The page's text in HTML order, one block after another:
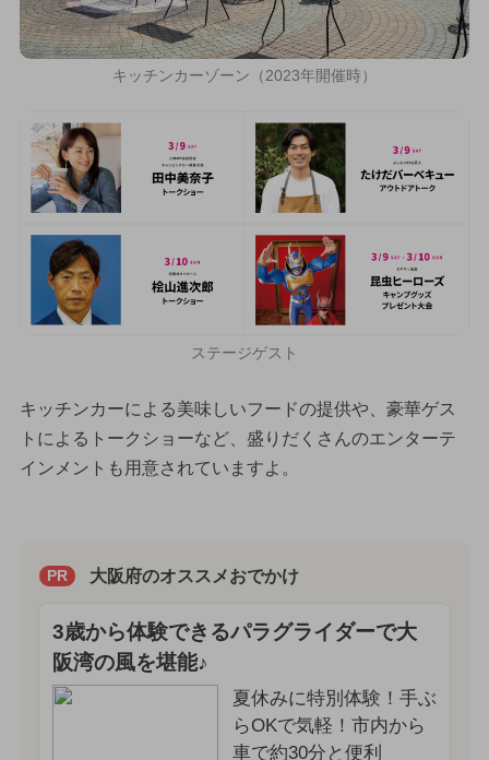
キッチンカーゾーン（2023年開催時）
ステージゲスト
キッチンカーによる美味しいフードの提供や、豪華ゲス
トによるトークショーなど、盛りだくさんのエンターテ
インメントも用意されていますよ。
PR 大阪府のオススメおでかけ
3歳から体験できるパラグライダーで大
阪湾の風を堪能♪
夏休みに特別体験！手ぶ
らOKで気軽！市内から
車で約30分と便利